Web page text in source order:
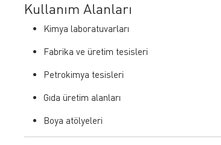
Kullanım Alanları
Kimya laboratuvarları
Fabrika ve üretim tesisleri
Petrokimya tesisleri
Gıda üretim alanları
Boya atölyeleri